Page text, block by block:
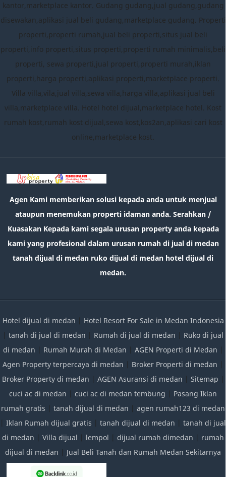
kantor,marketplace kantor. Gudang gudang,jual gudang,gudang
disewakan,aplikasi jual beli gudang,marketplace gudang. Properti
properti,properti rumah,jual beli properti,situs jual beli
properti,info properti,situs properti,properti rumah minimalis,beli
properti, sewa properti,jual properti,properti murah,iklan
properti,harga properti,aplikasi properti,marketplace properti.
Villa villa,vila,jual villa,sewa villa,harga villa,aplikasi jual beli
villa,marketplace villa. Hotel hotel dijual,marketplace hotel. Kost
rumah kost,rumah kost dijual,sewa kost,kos2an,aplikasi cari kost
online,marketplace kost.
Agen Kami memberikan solusi kepada anda untuk menjual
ataupun menemukan properti idaman anda. Serahkan /
Kuasakan Kepada kami segala urusan property anda kepada
kami yang profesional dalam urusan rumah di jual di medan
tanah dijual di medan ruko dijual di medan hotel dijual di
medan.
Hotel dijual di medan | Hotel Resort For Sale in Medan Indonesia
| tanah di jual di medan | Rumah di jual di medan | Ruko di jual
di medan | Rumah Murah di Medan | AGEN Properti di Medan |
Agen Property terpercaya di medan | Broker Properti di medan |
Broker Property di medan | AGEN Asuransi di medan | Sitemap |
cuci ac di medan | cuci ac di medan tembung | Pasang Iklan
rumah gratis | tanah dijual di medan | agen rumah123 di medan
| Iklan Rumah dijual gratis | tanah dijual di medan | tanah di jual
di medan | Villa dijual | lempol | dijual rumah dimedan | rumah
dijual di medan | Jual Beli Tanah dan Rumah Medan Sekitarnya